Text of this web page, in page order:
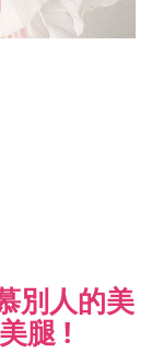
別人的美
腿 !